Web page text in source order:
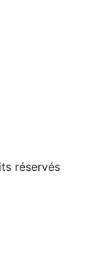
réservés